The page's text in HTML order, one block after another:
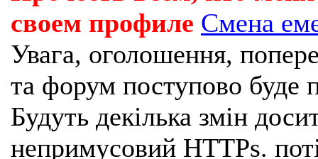
своем профиле Смена
Увага, оголошення,
та форум поступово буде
Будуть декілька змін
непримусовий HTTPs.